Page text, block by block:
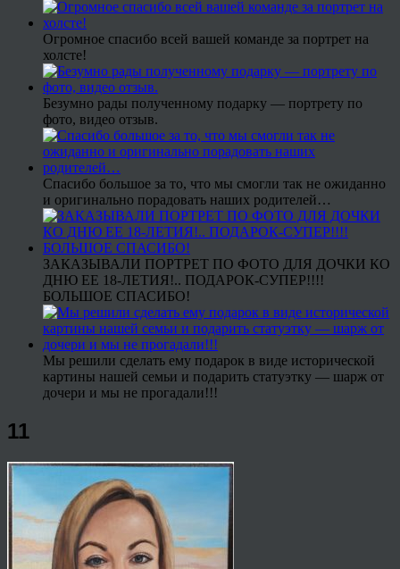
Огромное спасибо всей вашей команде за портрет на
холсте!
Безумно рады полученному подарку — портрету по
фото, видео отзыв.
Спасибо большое за то, что мы смогли так не ожиданно
и оригинально порадовать наших родителей…
ЗАКАЗЫВАЛИ ПОРТРЕТ ПО ФОТО ДЛЯ ДОЧКИ КО
ДНЮ ЕЕ 18-ЛЕТИЯ!.. ПОДАРОК-СУПЕР!!!!
БОЛЬШОЕ СПАСИБО!
Мы решили сделать ему подарок в виде исторической
картины нашей семьи и подарить статуэтку — шарж от
дочери и мы не прогадали!!!
11